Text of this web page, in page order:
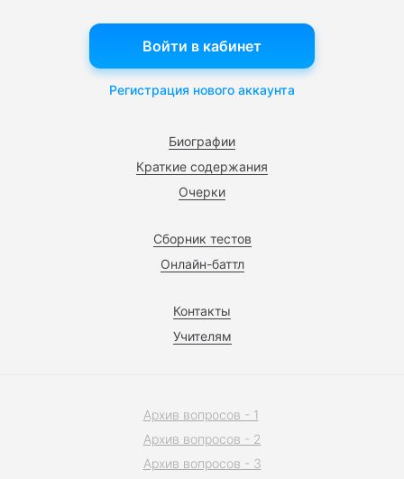
Биографии
Краткие содержания
Очерки
Сборник тестов
Онлайн-баттл
Контакты
Учителям
Войти в кабинет
Регистрация нового аккаунта
Архив вопросов - 1
Архив вопросов - 2
Архив вопросов - 3